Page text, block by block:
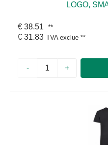
LOGO,
€ 38.51 **
€ 31.83 TVA exclue **
- +